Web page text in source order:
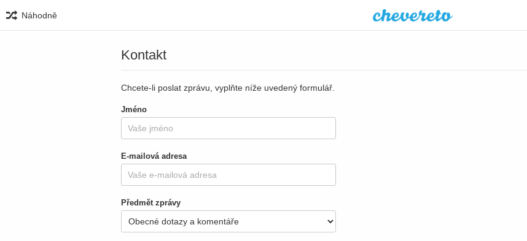
Náhodně
Kontakt
Chcete-li poslat zprávu, vyplňte níže uvedený formulář.
Jméno
E-mailová adresa
Předmět zprávy